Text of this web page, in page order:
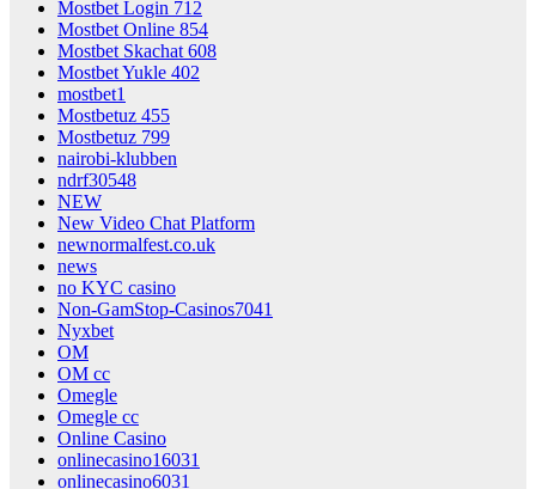
Mostbet Login 712
Mostbet Online 854
Mostbet Skachat 608
Mostbet Yukle 402
mostbet1
Mostbetuz 455
Mostbetuz 799
nairobi-klubben
ndrf30548
NEW
New Video Chat Platform
newnormalfest.co.uk
news
no KYC casino
Non-GamStop-Casinos7041
Nyxbet
OM
OM cc
Omegle
Omegle cc
Online Casino
onlinecasino16031
onlinecasino6031